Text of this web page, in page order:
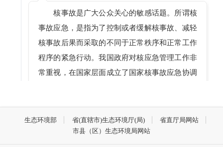
核事故是广大公众关心的敏感话题。所谓核
事故应急，是指为了控制或者缓解核事故、减轻
核事故后果而采取的不同于正常秩序和正常工作
程序的紧急行动。我国政府对核应急管理工作非
常重视，在国家层面成立了国家核事故应急协调
在地的省、自治区、直辖市人民政府也成立了核
事故应急协调委员会，并设立省核事故应急办公
生态环境部 省(直辖市)生态环境厅(局)
省直厅局网站
市县（区）生态环境局网站